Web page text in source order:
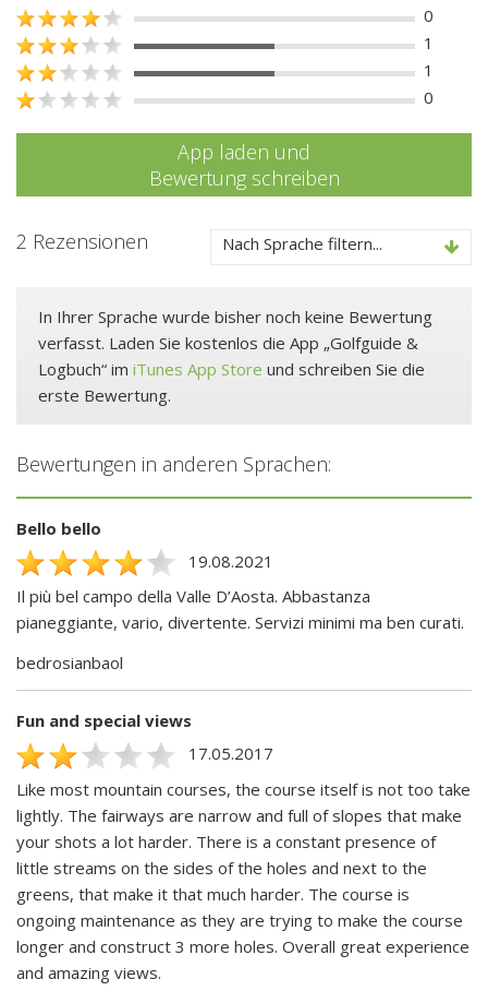
0
1
1
0
App laden und
Bewertung schreiben
2 Rezensionen Nach Sprache filtern...
In Ihrer Sprache wurde bisher noch keine Bewertung
verfasst. Laden Sie kostenlos die App „Golfguide &
Logbuch“ im iTunes App Store und schreiben Sie die
erste Bewertung.
Bewertungen in anderen Sprachen:
Bello bello
19.08.2021
Il più bel campo della Valle D’Aosta. Abbastanza
pianeggiante, vario, divertente. Servizi minimi ma ben curati.
bedrosianbaol
Fun and special views
17.05.2017
Like most mountain courses, the course itself is not too take
lightly. The fairways are narrow and full of slopes that make
your shots a lot harder. There is a constant presence of
little streams on the sides of the holes and next to the
greens, that make it that much harder. The course is
ongoing maintenance as they are trying to make the course
longer and construct 3 more holes. Overall great experience
and amazing views.